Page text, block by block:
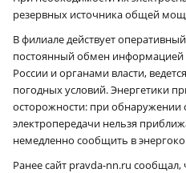
резервных источника общей
В филиале действует
постоянный обмен
России и органами власти,
погодных условий. Энергетики
осторожности: при
электропередачи нельзя
немедленно сообщить в
Ранее сайт pravda-nn.ru сообщал,